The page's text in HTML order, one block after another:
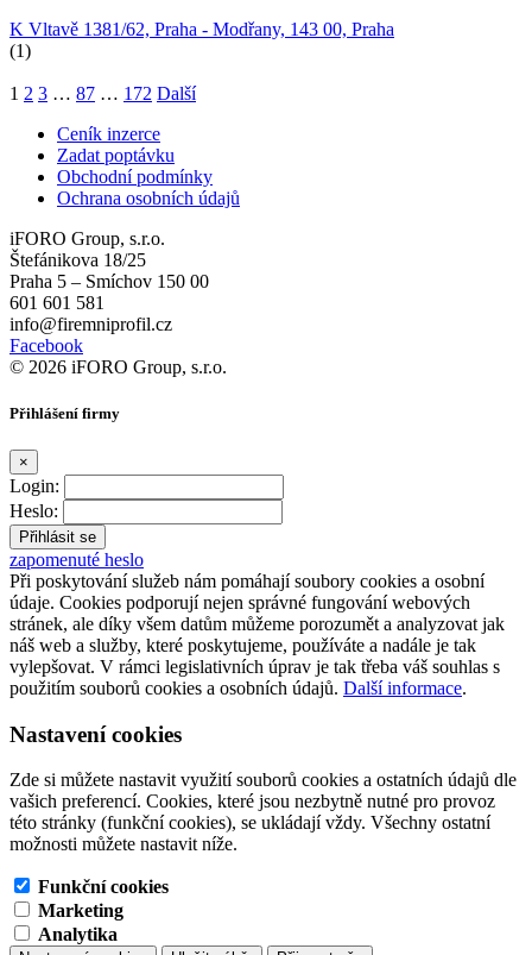
K Vltavě 1381/62, Praha - Modřany, 143 00, Praha
(1)
1 2 3 … 87 … 172 Další
Ceník inzerce
Zadat poptávku
Obchodní podmínky
Ochrana osobních údajů
iFORO Group, s.r.o.
Štefánikova 18/25
Praha 5 – Smíchov 150 00
601 601 581
info@firemniprofil.cz
Facebook
© 2026 iFORO Group, s.r.o.
Přihlášení firmy
×
Login:
Heslo:
zapomenuté heslo
Při poskytování služeb nám pomáhají soubory cookies a osobní
údaje. Cookies podporují nejen správné fungování webových
stránek, ale díky všem datům můžeme porozumět a analyzovat jak
náš web a služby, které poskytujeme, používáte a nadále je tak
vylepšovat. V rámci legislativních úprav je tak třeba váš souhlas s
použitím souborů cookies a osobních údajů. Další informace.
Nastavení cookies
Zde si můžete nastavit využití souborů cookies a ostatních údajů dle
vašich preferencí. Cookies, které jsou nezbytně nutné pro provoz
této stránky (funkční cookies), se ukládají vždy. Všechny ostatní
možnosti můžete nastavit níže.
Funkční cookies
Marketing
Analytika